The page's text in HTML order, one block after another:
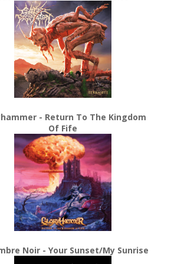
- Return To The Kingdom
Of Fife
Noir - Your Sunset/My Sunrise